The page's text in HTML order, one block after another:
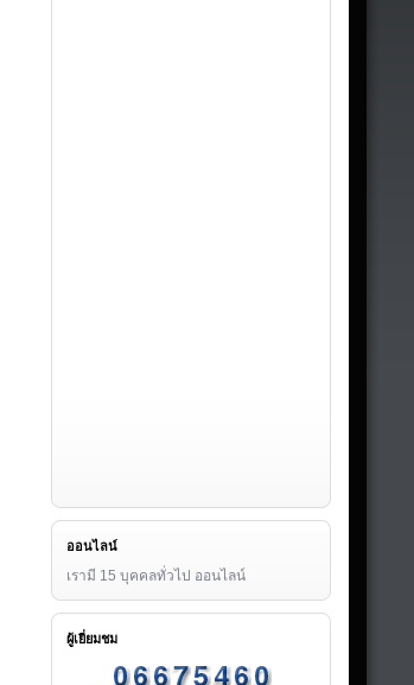
ออนไลน์
เรามี 15 บุคคลทั่วไป ออนไลน์
ผู้เยี่ยมชม